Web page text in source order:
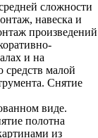
сложности
навеска и
произведений
и на
средств малой
Снятие
виде.
полотна
из